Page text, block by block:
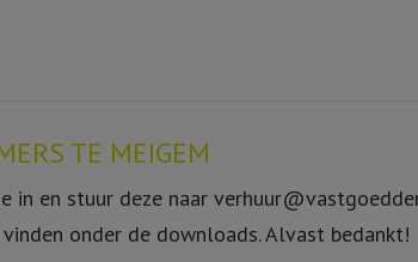
TE MEIGEM
en stuur deze naar
onder de downloads. Alvast bedankt!